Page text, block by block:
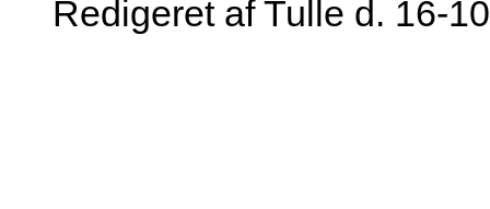
Redigeret af Tulle d. 16-